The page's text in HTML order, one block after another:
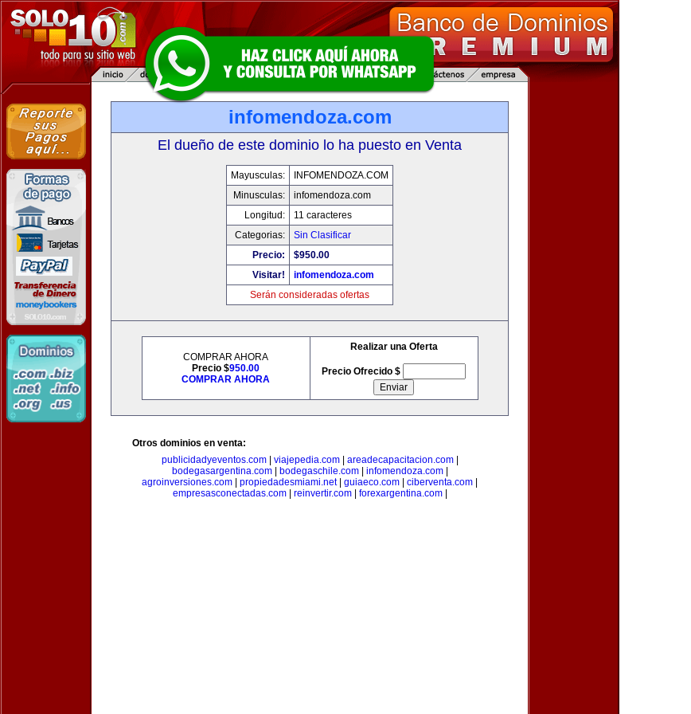
infomendoza.com
El dueño de este dominio lo ha puesto en Venta
Mayusculas:
INFOMENDOZA.COM
Minusculas:
infomendoza.com
Longitud:
11 caracteres
Categorias:
Sin Clasificar
Precio:
$950.00
Visitar!
infomendoza.com
Serán consideradas ofertas
COMPRAR AHORA
Precio $950.00
COMPRAR AHORA
Realizar una Oferta
Precio Ofrecido $
Otros dominios en venta:
publicidadyeventos.com| viajepedia.com| areadecapacitacion.com|
bodegasargentina.com| bodegaschile.com| infomendoza.com|
agroinversiones.com
propiedadesmiami.net| guiaeco.com ciberventa.com
empresasconectadas.com| reinvertir.com| forexargentina.com|